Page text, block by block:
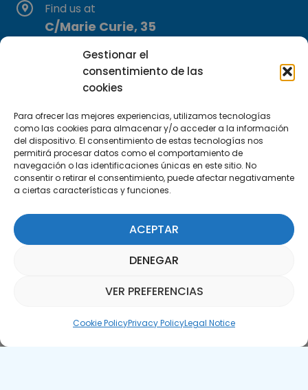
Gestionar el
consentimiento de las
cookies
Para ofrecer las mejores experiencias, utilizamos tecnologías
como las cookies para almacenar y/o acceder a la información
del dispositivo. El consentimiento de estas tecnologías nos
permitirá procesar datos como el comportamiento de
navegación o las identificaciones únicas en este sitio. No
consentir o retirar el consentimiento, puede afectar negativamente
a ciertas características y funciones.
ACEPTAR
DENEGAR
VER PREFERENCIAS
Cookie PolicyPrivacy PolicyLegal Notice
Find us at
C/Marie Curie, 35
29590 Campanillas, Málaga
Subscribe to our Newsletter
SUBSCRIBE HERE